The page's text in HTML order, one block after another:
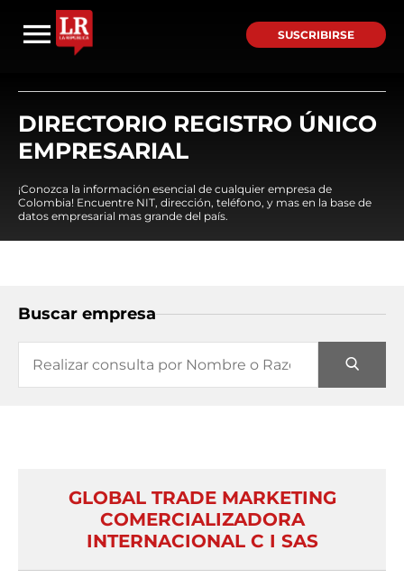
SUSCRIBIRSE
DIRECTORIO REGISTRO ÚNICO
EMPRESARIAL
¡Conozca la información esencial de cualquier empresa de
Colombia! Encuentre NIT, dirección, teléfono, y mas en la base de
datos empresarial mas grande del país.
Buscar empresa
GLOBAL TRADE MARKETING
COMERCIALIZADORA
INTERNACIONAL C I SAS